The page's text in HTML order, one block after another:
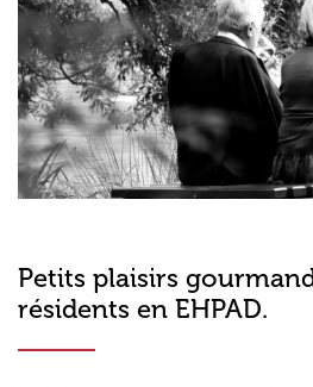
Petits plaisirs
résidents en EHPAD.